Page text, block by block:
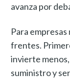
avanza por
Para
frentes.
invierte
suministro y